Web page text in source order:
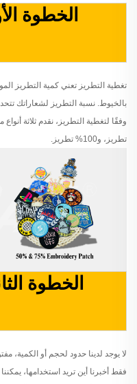
الخطوة
تغطية التطريز تعني كمية التطريز
بالخيوط. نسبة التطريز لشعاراتك
تطريز، و100% تطريز.
الخطوة
لا يوجد لدينا حدود لحجم أو الكمية،
فقط أخبرنا أين تريد استخدامها،